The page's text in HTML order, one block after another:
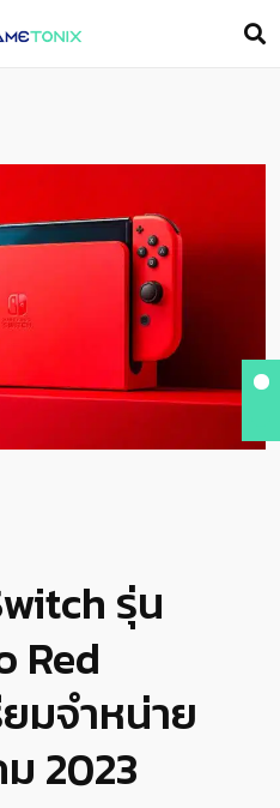
รุ่น
Red
มจำหน่าย
2023